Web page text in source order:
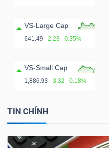
VS-Large Cap
641.49 2.23 0.35%
VS-Small Cap
1,886.93 3.32 0.18%
TIN CHÍNH
Đào